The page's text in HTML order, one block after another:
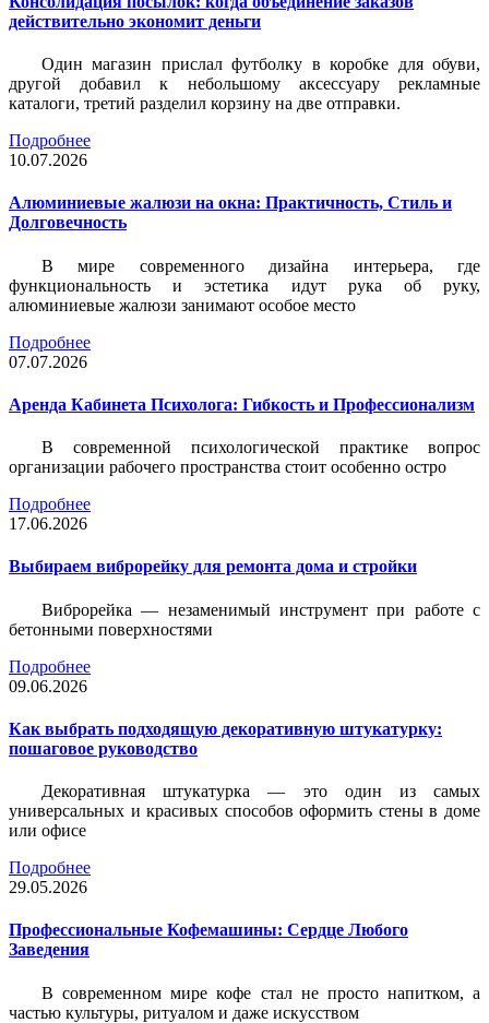
действительно экономит деньги
Один магазин прислал футболку в коробке для обуви,
другой добавил к небольшому аксессуару рекламные
каталоги, третий разделил корзину на две отправки.
Подробнее
10.07.2026
Алюминиевые жалюзи на окна: Практичность, Стиль и
Долговечность
В мире современного дизайна интерьера, где
функциональность и эстетика идут рука об руку,
алюминиевые жалюзи занимают особое место
Подробнее
07.07.2026
Аренда Кабинета Психолога: Гибкость и Профессионализм
В современной психологической практике вопрос
организации рабочего пространства стоит особенно остро
Подробнее
17.06.2026
Выбираем виброрейку для ремонта дома и стройки
Виброрейка — незаменимый инструмент при работе с
бетонными поверхностями
Подробнее
09.06.2026
Как выбрать подходящую декоративную штукатурку:
пошаговое руководство
Декоративная штукатурка — это один из самых
универсальных и красивых способов оформить стены в доме
или офисе
Подробнее
29.05.2026
Профессиональные Кофемашины: Сердце Любого
Заведения
В современном мире кофе стал не просто напитком, а
частью культуры, ритуалом и даже искусством